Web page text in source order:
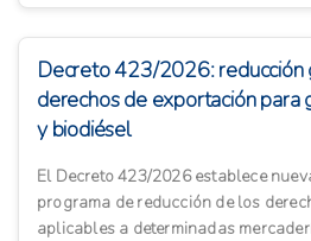
Decreto 423/2026: reducción
derechos de exportación para
y biodiésel
El Decreto 423/2026 establece
programa de reducción de los
aplicables a determinadas